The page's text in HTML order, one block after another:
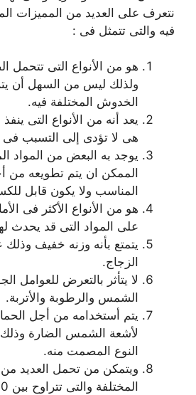
نتعرف على العديد من المميزات
فيه والتى تتمثل فى :
هو من الأنواع التى تتحمل
ولذلك ليس من السهل أن
الخدوش المختلفة فيه.
يعد أنه من الأنواع التى
هى لا تؤدى إلى التسبب فى
يوجد به البعض من المواد
الممكن ان يتم تطويعه من
المناسب ولا يكون قابل
هو من الأنواع الأكثر فى
على المواد التى قد يحدث
يتمتع بأنه وزنه خفيف وذلك
الزجاج.
لا يتأثر بالتعرض للعوامل
الشمس والرطوبة والأتربة.
يتم أستخدامه من أجل
لأشعة الشمس الضارة
النوع المصمت منه.
ويتمكن من تحمل العديد